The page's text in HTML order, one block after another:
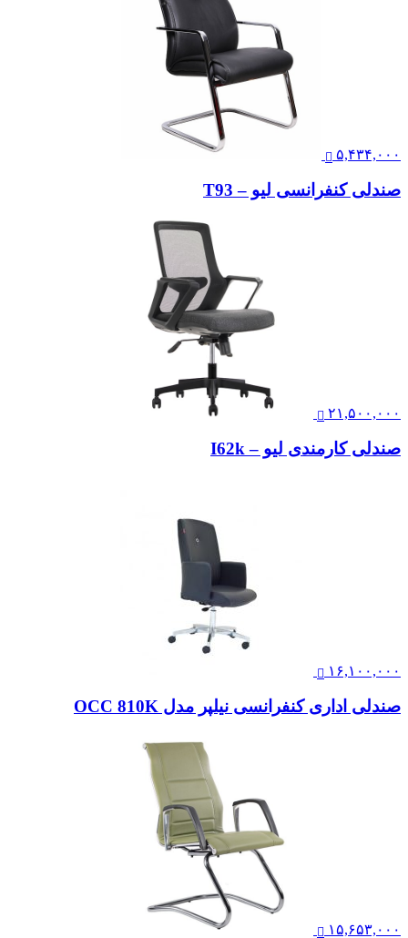
۵,۴۳۴,۰۰۰
صندلی کنفرانسی لیو – T93
۲۱,۵۰۰,۰۰۰
صندلی کارمندی لیو – I62k
۱۶,۱۰۰,۰۰۰
صندلی اداری کنفرانسی نیلپر مدل OCC 810K
۱۵,۶۵۳,۰۰۰